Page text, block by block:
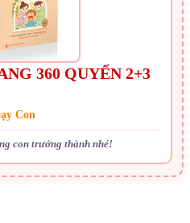
360 QUYỂN 2+3
Con
con trưởng thành nhé!